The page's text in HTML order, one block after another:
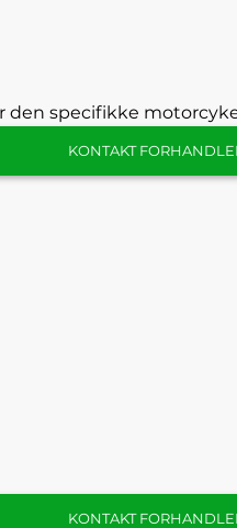
specifikke
KONTAKT
KONTAKT